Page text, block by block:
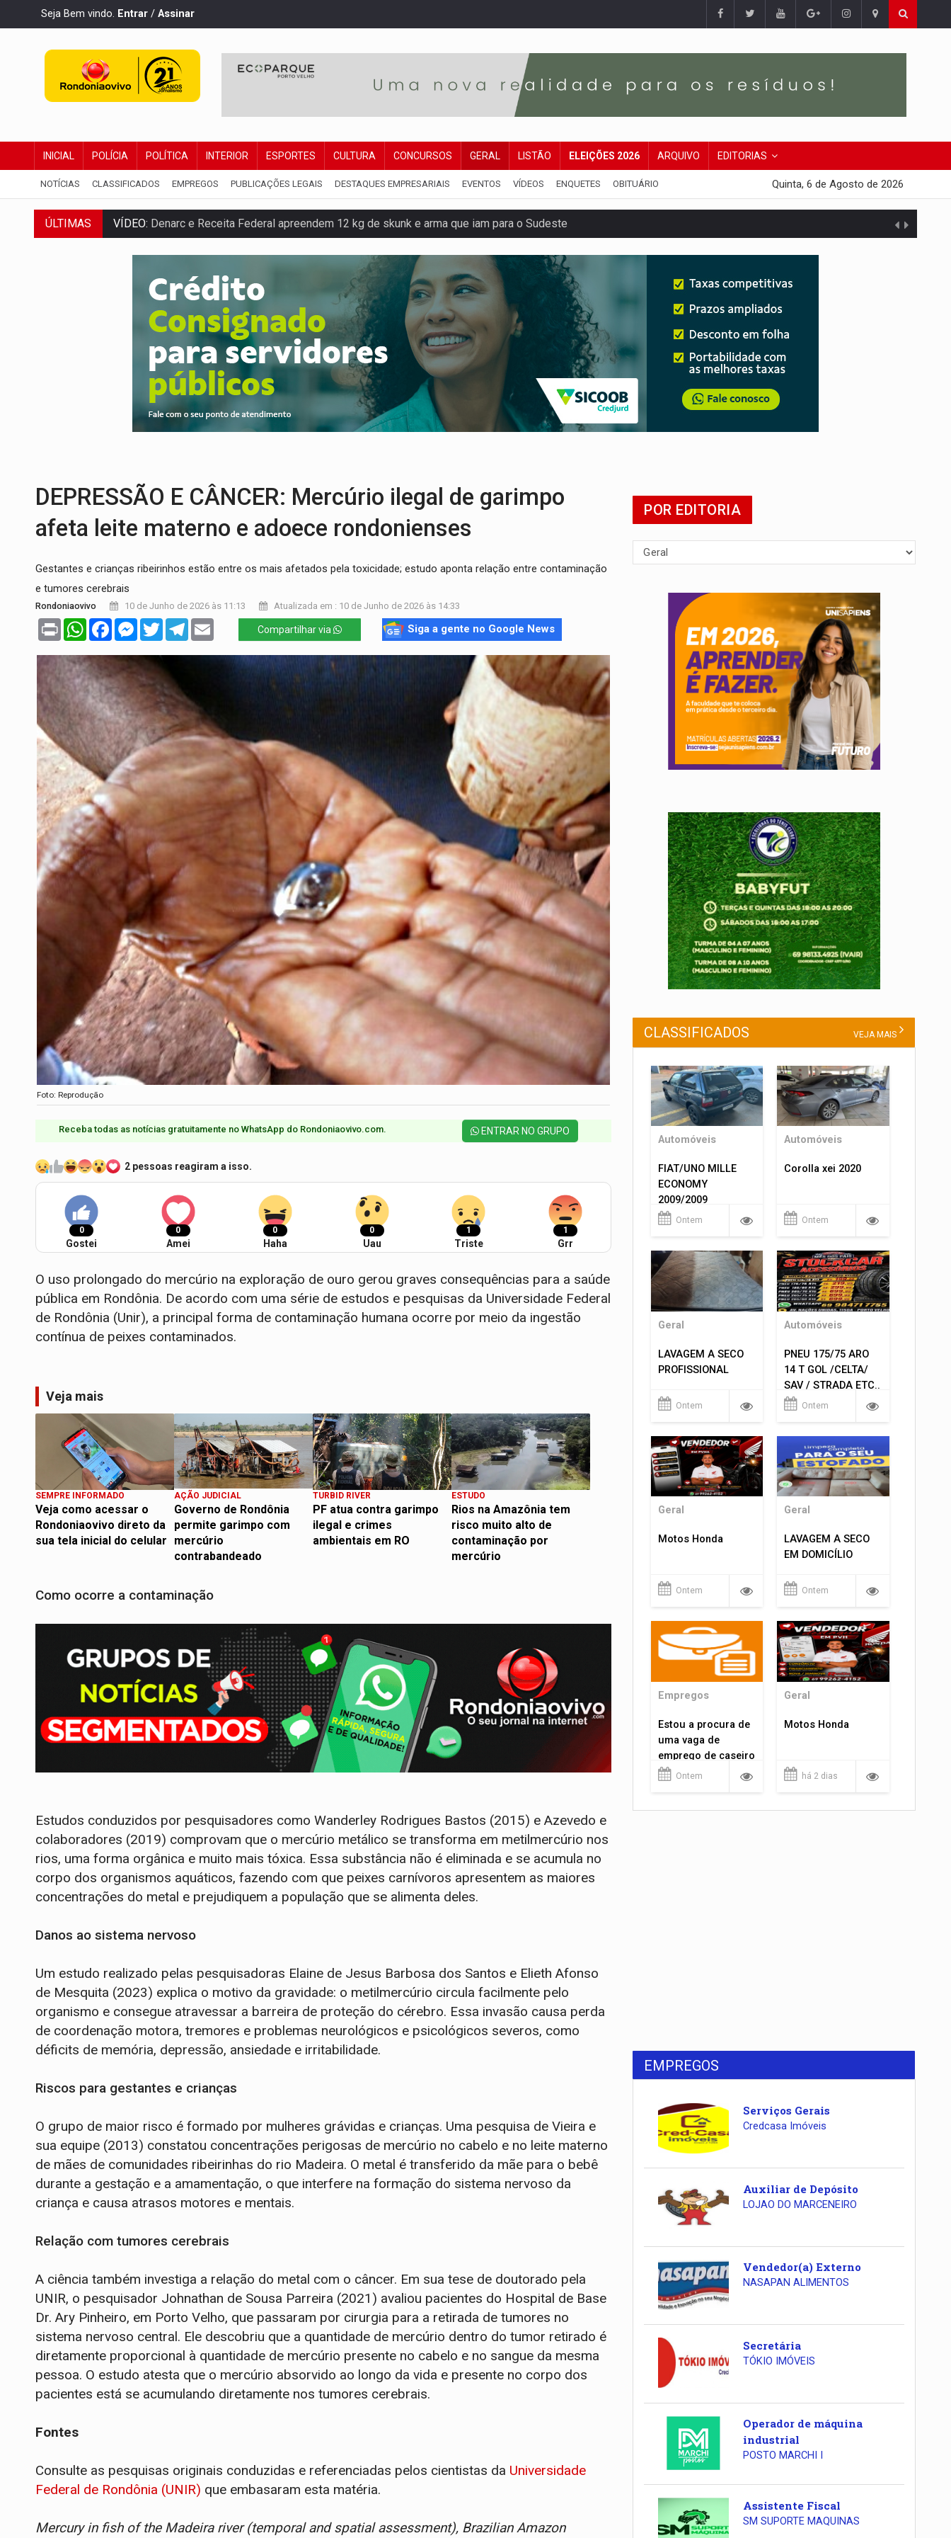
Seja Bem vindo. Entrar / Assinar
INICIAL POLÍCIA POLÍTICA INTERIOR ESPORTES CULTURA CONCURSOS GERAL LISTÃO ELEIÇÕES 2026 ARQUIVO EDITORIAS
NOTÍCIAS CLASSIFICADOS EMPREGOS PUBLICAÇÕES LEGAIS DESTAQUES EMPRESARIAIS EVENTOS VÍDEOS ENQUETES OBITUÁRIO Quinta, 6 de Agosto de 2026
ÚLTIMAS
VÍDEO:Denarc e Receita Federal apreendem 12 kg de skunk e arma que iam para o Sudeste
OPERAÇÃO DA PC:Membros do CV são presos com armas e drogas após crime de tortur@
ENTRADA GRATUITA:Espetáculo As Marias Somos Nós será apresentado na capital
Três são presos após furto de motocicleta em frente de academia
CELEBRAÇÃO: Cerejeiras completa 43 anos de emancipação com programação esportiva
Anvisa desmente boato sobre presença de plástico ou petróleo em ovos
Pitbulls fogem de residência e atacam casal de idosos na zona Leste
AÇÃO CONJUNTA:Forças policiais apreendem cerca de 1kg de ouro em Rondônia
PF ESTÁ APURANDO: Flávio Bolsonaro escolhe Alfredo Gaspar como vice, alvo de denúncia por estupro
DEPRESSÃO E CÂNCER: Mercúrio ilegal de garimpo
afeta leite materno e adoece rondonienses
Gestantes e crianças ribeirinhos estão entre os mais afetados pela toxicidade; estudo aponta relação entre contaminação
e tumores cerebrais
Rondoniaovivo 10 de Junho de 2026 às 11:13 Atualizada em : 10 de Junho de 2026 às 14:33
Print WhatsAppFacebookMessenger
TwitterTelegram Compartilhar via Siga a gente no Google News
Foto: Reprodução
Receba todas as notícias gratuitamente no WhatsApp do Rondoniaovivo.com.​ ENTRAR NO GRUPO
2 pessoas reagiram a isso.
0
Gostei
0
Amei
0
Haha
0
Uau
1
Triste
1
Grr
O uso prolongado do mercúrio na exploração de ouro gerou graves consequências para a saúde
pública em Rondônia. De acordo com uma série de estudos e pesquisas da Universidade Federal
de Rondônia (Unir), a principal forma de contaminação humana ocorre por meio da ingestão
contínua de peixes contaminados.
Veja mais
SEMPRE INFORMADO
Veja como acessar o
Rondoniaovivo direto da
sua tela inicial do celular
AÇÃO JUDICIAL
Governo de Rondônia
permite garimpo com
mercúrio
contrabandeado
TURBID RIVER
PF atua contra garimpo
ilegal e crimes
ambientais em RO
ESTUDO
Rios na Amazônia tem
risco muito alto de
contaminação por
mercúrio
Como ocorre a contaminação
Estudos conduzidos por pesquisadores como Wanderley Rodrigues Bastos (2015) e Azevedo e
colaboradores (2019) comprovam que o mercúrio metálico se transforma em metilmercúrio nos
rios, uma forma orgânica e muito mais tóxica. Essa substância não é eliminada e se acumula no
corpo dos organismos aquáticos, fazendo com que peixes carnívoros apresentem as maiores
concentrações do metal e prejudiquem a população que se alimenta deles.
Danos ao sistema nervoso
Um estudo realizado pelas pesquisadoras Elaine de Jesus Barbosa dos Santos e Elieth Afonso
de Mesquita (2023) explica o motivo da gravidade: o metilmercúrio circula facilmente pelo
organismo e consegue atravessar a barreira de proteção do cérebro. Essa invasão causa perda
de coordenação motora, tremores e problemas neurológicos e psicológicos severos, como
déficits de memória, depressão, ansiedade e irritabilidade.
Riscos para gestantes e crianças
O grupo de maior risco é formado por mulheres grávidas e crianças. Uma pesquisa de Vieira e
sua equipe (2013) constatou concentrações perigosas de mercúrio no cabelo e no leite materno
de mães de comunidades ribeirinhas do rio Madeira. O metal é transferido da mãe para o bebê
durante a gestação e a amamentação, o que interfere na formação do sistema nervoso da
criança e causa atrasos motores e mentais.
Relação com tumores cerebrais
A ciência também investiga a relação do metal com o câncer. Em sua tese de doutorado pela
UNIR, o pesquisador Johnathan de Sousa Parreira (2021) avaliou pacientes do Hospital de Base
Dr. Ary Pinheiro, em Porto Velho, que passaram por cirurgia para a retirada de tumores no
sistema nervoso central. Ele descobriu que a quantidade de mercúrio dentro do tumor retirado é
diretamente proporcional à quantidade de mercúrio presente no cabelo e no sangue da mesma
pessoa. O estudo atesta que o mercúrio absorvido ao longo da vida e presente no corpo dos
pacientes está se acumulando diretamente nos tumores cerebrais.
Fontes
Consulte as pesquisas originais conduzidas e referenciadas pelos cientistas da Universidade
Federal de Rondônia (UNIR) que embasaram esta matéria.
Mercury in fish of the Madeira river (temporal and spatial assessment), Brazilian Amazon
POR EDITORIA
CLASSIFICADOS VEJA MAIS
Automóveis
FIAT/UNO MILLE
ECONOMY
2009/2009
Ontem
Automóveis
Corolla xei 2020
Ontem
Geral
LAVAGEM A SECO
PROFISSIONAL
Ontem
Automóveis
PNEU 175/75 ARO
14 T GOL /CELTA/
SAV / STRADA ETC..
R$ 219,99
Ontem
Geral
Motos Honda
Ontem
Geral
LAVAGEM A SECO
EM DOMICÍLIO
Ontem
Empregos
Estou a procura de
uma vaga de
emprego de caseiro
em porto velho
Ontem
Geral
Motos Honda
há 2 dias
EMPREGOS
Serviços Gerais
Credcasa Imóveis
Auxiliar de Depósito
LOJAO DO MARCENEIRO
Vendedor(a) Externo
NASAPAN ALIMENTOS
Secretária
TÓKIO IMÓVEIS
Operador de máquina
industrial
POSTO MARCHI I
Assistente Fiscal
SM SUPORTE MAQUINAS